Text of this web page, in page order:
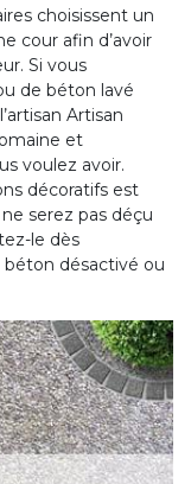
choisissent un
cour afin d’avoir
Si vous
de béton lavé
Artisan
et
voulez avoir.
décoratifs est
serez pas déçu
le dès
désactivé ou